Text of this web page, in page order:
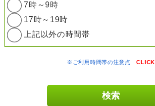
7時～9時
17時～19時
上記以外の時間帯
※ご利用時間帯の注意点CLICK